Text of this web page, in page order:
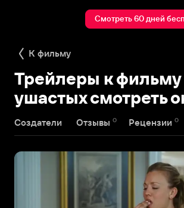
Смотреть 60 дней
К фильму
Трейлеры к фильму
ушастых смотреть
Создатели Отзывы 0 Рецензии 0